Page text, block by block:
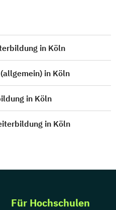
in Köln
in Köln
in Köln
in Köln
Für Hochschulen